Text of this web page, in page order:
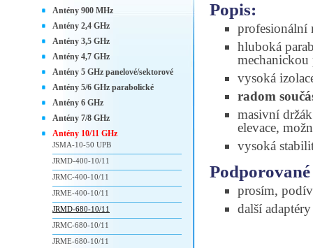
Popis:
profesionální
hluboká
mechanickou
vysoká
radom
masivní
elevace,
vysoká
prosím,
další
Antény 900 MHz
Antény 2,4 GHz
Antény 3,5 GHz
Antény 4,7 GHz
Antény 5 GHz panelové/sektorové
Antény 5/6 GHz parabolické
Antény 6 GHz
Antény 7/8 GHz
Antény 10/11 GHz
JSMA-10-50 UPB
JRMD-400-10/11
JRMC-400-10/11
JRME-400-10/11
JRMD-680-10/11
JRMC-680-10/11
JRME-680-10/11